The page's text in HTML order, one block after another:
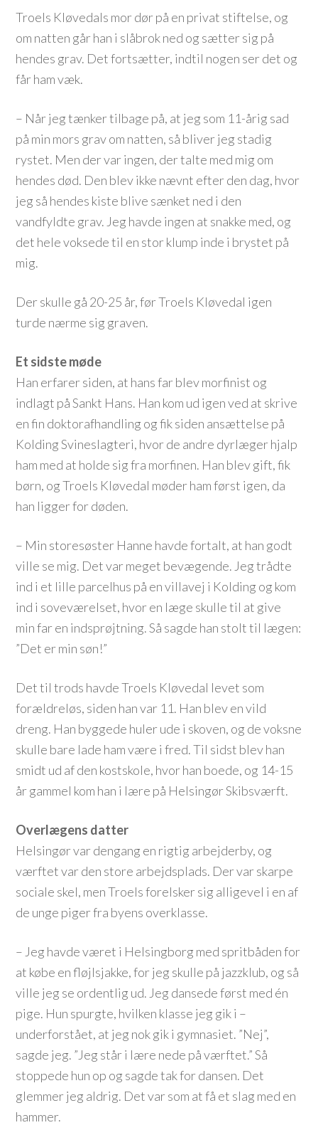
Troels Kløvedals mor dør på en privat stiftelse, og
om natten går han i slåbrok ned og sætter sig på
hendes grav. Det fortsætter, indtil nogen ser det og
får ham væk.
– Når jeg tænker tilbage på, at jeg som 11-årig sad
på min mors grav om natten, så bliver jeg stadig
rystet. Men der var ingen, der talte med mig om
hendes død. Den blev ikke nævnt efter den dag, hvor
jeg så hendes kiste blive sænket ned i den
vandfyldte grav. Jeg havde ingen at snakke med, og
det hele voksede til en stor klump inde i brystet på
mig.
Der skulle gå 20-25 år, før Troels Kløvedal igen
turde nærme sig graven.
Et sidste møde
Han erfarer siden, at hans far blev morfinist og
indlagt på Sankt Hans. Han kom ud igen ved at skrive
en fin doktorafhandling og fik siden ansættelse på
Kolding Svineslagteri, hvor de andre dyrlæger hjalp
ham med at holde sig fra morfinen. Han blev gift, fik
børn, og Troels Kløvedal møder ham først igen, da
han ligger for døden.
– Min storesøster Hanne havde fortalt, at han godt
ville se mig. Det var meget bevægende. Jeg trådte
ind i et lille parcelhus på en villavej i Kolding og kom
ind i soveværelset, hvor en læge skulle til at give
min far en indsprøjtning. Så sagde han stolt til lægen:
”Det er min søn!”
Det til trods havde Troels Kløvedal levet som
forældreløs, siden han var 11. Han blev en vild
dreng. Han byggede huler ude i skoven, og de voksne
skulle bare lade ham være i fred. Til sidst blev han
smidt ud af den kostskole, hvor han boede, og 14-15
år gammel kom han i lære på Helsingør Skibsværft.
Overlægens datter
Helsingør var dengang en rigtig arbejderby, og
værftet var den store arbejdsplads. Der var skarpe
sociale skel, men Troels forelsker sig alligevel i en af
de unge piger fra byens overklasse.
– Jeg havde været i Helsingborg med spritbåden for
at købe en fløjlsjakke, for jeg skulle på jazzklub, og så
ville jeg se ordentlig ud. Jeg dansede først med én
pige. Hun spurgte, hvilken klasse jeg gik i –
underforstået, at jeg nok gik i gymnasiet. ”Nej”,
sagde jeg. ”Jeg står i lære nede på værftet.” Så
stoppede hun op og sagde tak for dansen. Det
glemmer jeg aldrig. Det var som at få et slag med en
hammer.